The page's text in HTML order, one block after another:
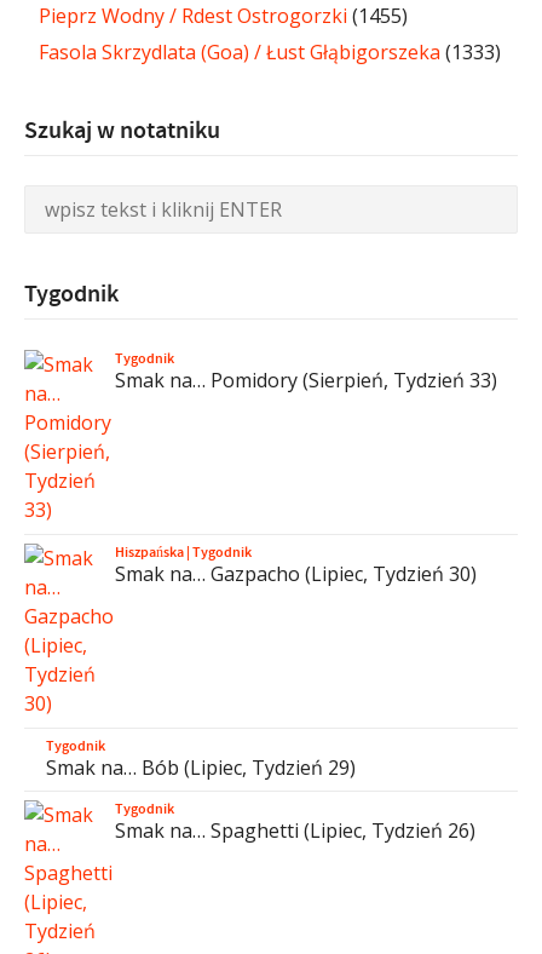
Pieprz Wodny / Rdest Ostrogorzki (1455)
Fasola Skrzydlata (Goa) / Łust Głąbigorszeka (1333)
Szukaj w notatniku
Tygodnik
Tygodnik
Smak na… Pomidory (Sierpień, Tydzień 33)
Hiszpańska|Tygodnik
Smak na… Gazpacho (Lipiec, Tydzień 30)
Tygodnik
Smak na… Bób (Lipiec, Tydzień 29)
Tygodnik
Smak na… Spaghetti (Lipiec, Tydzień 26)